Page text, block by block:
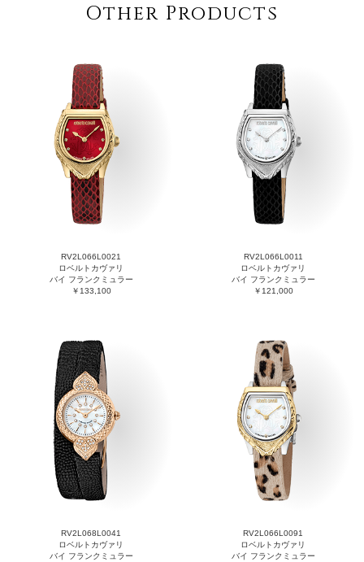
Other Products
RV2L066L0021
ロベルトカヴァリ
バイ フランクミュラー
￥133,100
RV2L066L0011
ロベルトカヴァリ
バイ フランクミュラー
￥121,000
RV2L068L0041
ロベルトカヴァリ
バイ フランクミュラー
RV2L066L0091
ロベルトカヴァリ
バイ フランクミュラー